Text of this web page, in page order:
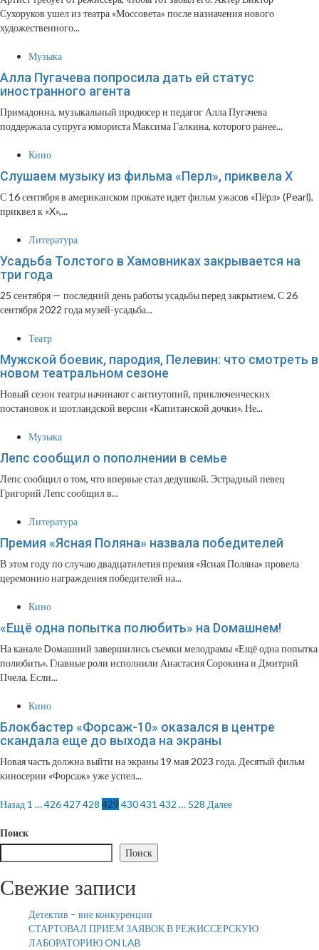
Сухоруков ушел из театра «Моссовета» после назначения нового
художественного...
Музыка
Алла Пугачева попросила дать ей статус
иностранного агента
Примадонна, музыкальный продюсер и педагог Алла Пугачева
поддержала супруга юмориста Максима Галкина, которого ранее...
Кино
Слушаем музыку из фильма «Перл», приквела X
С 16 сентября в американском прокате идет фильм ужасов «Пёрл» (Pearl),
приквел к «X»,...
Литература
Усадьба Толстого в Хамовниках закрывается на
три года
25 сентября — последний день работы усадьбы перед закрытием. С 26
сентября 2022 года музей-усадьба...
Театр
Мужской боевик, пародия, Пелевин: что смотреть в
новом театральном сезоне
Новый сезон театры начинают с антиутопий, приключенческих
постановок и шотландской версии «Капитанской дочки». Не...
Музыка
Лепс сообщил о пополнении в семье
Лепс сообщил о том, что впервые стал дедушкой. Эстрадный певец
Григорий Лепс сообщил в...
Литература
Премия «Ясная Поляна» назвала победителей
В этом году по случаю двадцатилетия премия «Ясная Поляна» провела
церемонию награждения победителей на...
Кино
«Ещё одна попытка полюбить» на Dомашнем!
На канале Dомашний завершились съемки мелодрамы «Ещё одна попытка
полюбить». Главные роли исполнили Анастасия Сорокина и Дмитрий
Пчела. Если...
Кино
Блокбастер «Форсаж-10» оказался в центре
скандала еще до выхода на экраны
Новая часть должна выйти на экраны 19 мая 2023 года. Десятый фильм
киносерии «Форсаж» уже успел...
Пагинация
записей
Назад 1 …426427428 429 430431 432 … 528 Далее
Поиск
Поиск
Свежие записи
Детектив – вне конкуренции
СТАРТОВАЛ ПРИЕМ ЗАЯВОК В РЕЖИССЕРСКУЮ
ЛАБОРАТОРИЮ ON LAB